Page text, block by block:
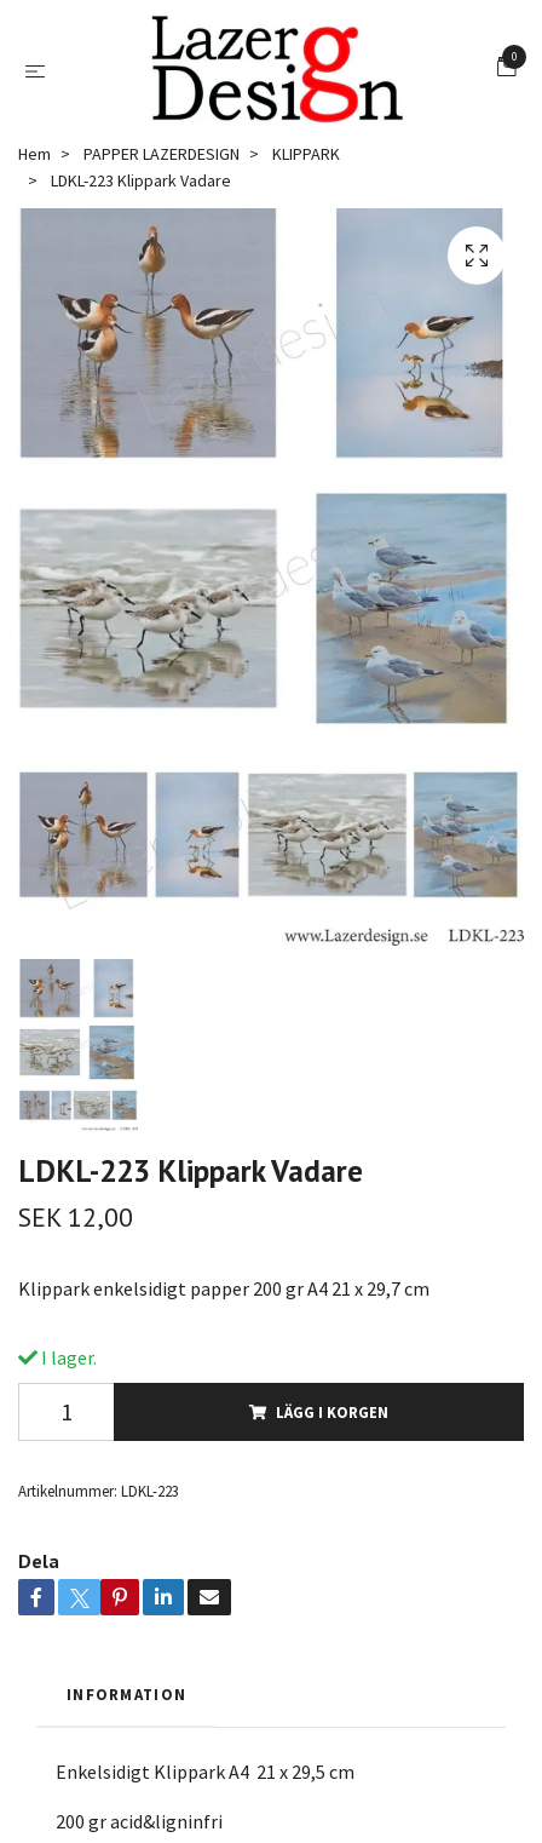
0
Hem PAPPER LAZERDESIGN
KLIPPARK
LDKL-223 Klippark Vadare
LDKL-223 Klippark Vadare
SEK 12,00
Klippark enkelsidigt papper 200 gr A4 21 x 29,7 cm
I lager.
LÄGG I KORGEN
Artikelnummer: LDKL-223
Dela
INFORMATION
Enkelsidigt Klippark A4 21 x 29,5 cm
200 gr acid&ligninfri